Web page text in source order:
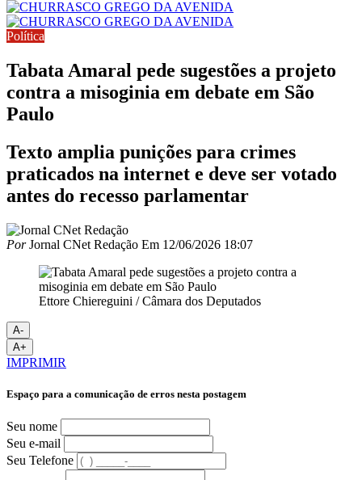
Política
Tabata Amaral pede sugestões a projeto
contra a misoginia em debate em São
Paulo
Texto amplia punições para crimes
praticados na internet e deve ser votado
antes do recesso parlamentar
PorJornal CNet Redação Em 12/06/2026 18:07
Ettore Chiereguini / Câmara dos Deputados
A-
A+
IMPRIMIR
Espaço para a comunicação de erros nesta postagem
Seu nome
Seu e-mail
Seu Telefone